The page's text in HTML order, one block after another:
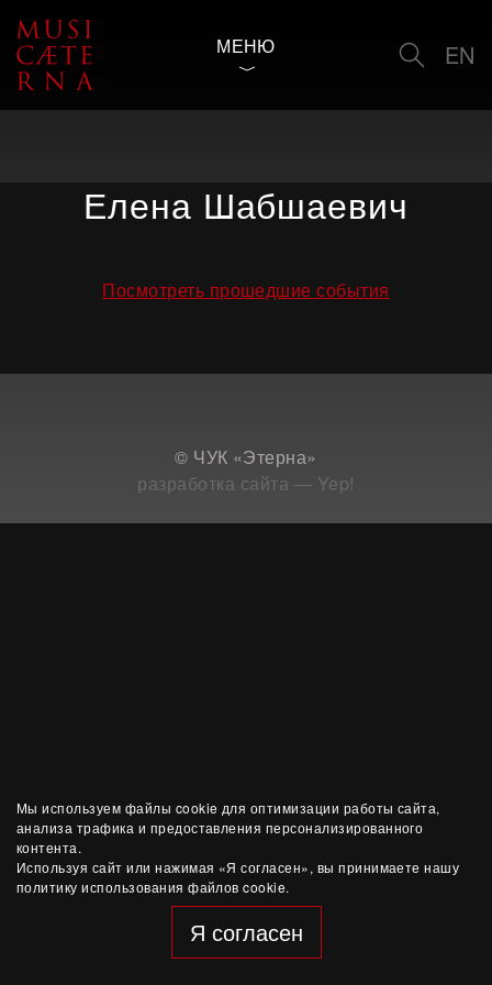
Мы используем файлы cookie для оптимизации работы сайта,
анализа трафика и предоставления персонализированного
контента.
Используя сайт или нажимая «Я согласен», вы принимаете нашу
политику использования файлов cookie.
Я согласен
МЕНЮ EN
Елена Шабшаевич
Посмотреть прошедшие события
© ЧУК «Этерна»
разработка сайта — Yep!